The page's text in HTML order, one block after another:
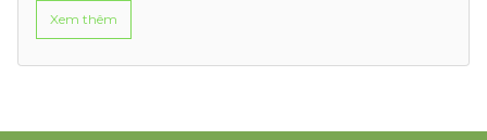
Xem thêm